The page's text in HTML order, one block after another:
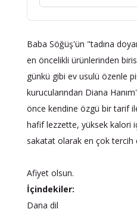
Baba Söğüş'ün "tadına
en öncelikli ürünlerinden
günkü gibi ev usulü özenle
kurucularından Diana
önce kendine özgü bir tarif
hafif lezzette, yüksek kalori
sakatat olarak en çok tercih
Afiyet olsun.
İçindekiler:
Dana dil